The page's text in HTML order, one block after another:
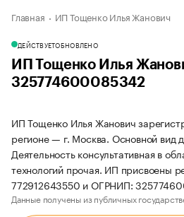
Главная ИП Тощенко Илья Жанович
ДЕЙСТВУЕТОБНОВЛЕНО
ИП Тощенко Илья
325774600085342
ИП Тощенко Илья Жанович
регионе — г. Москва. Основной вид
Деятельность консультативная в
технологий прочая. ИП присвоены
772912643550 и ОГРНИП:
Данные получены из публичных